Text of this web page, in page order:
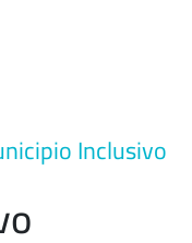
Inclusivo